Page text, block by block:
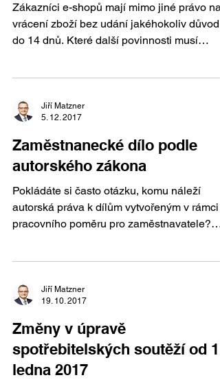
Zákazníci e-shopů mají mimo jiné právo na
vrácení zboží bez udání jakéhokoliv důvodu
do 14 dnů. Které další povinnosti musí
Jiří Matzner
5. 12. 2017
Zaměstnanecké dílo podle
autorského zákona
Pokládáte si často otázku, komu náleží
autorská práva k dílům vytvořeným v rámci
pracovního poměru pro zaměstnavatele?
Jiří Matzner
19. 10. 2017
Změny v úpravě
spotřebitelských soutěží od 1.
ledna 2017